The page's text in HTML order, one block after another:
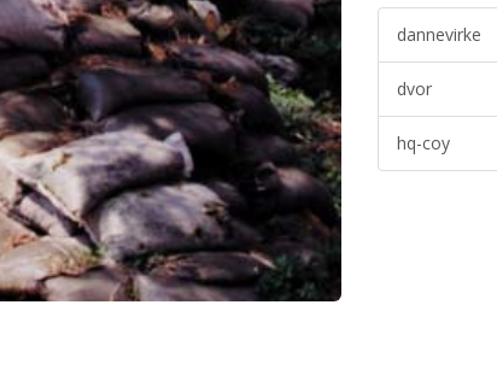
dannevirke
dvor
hq-coy